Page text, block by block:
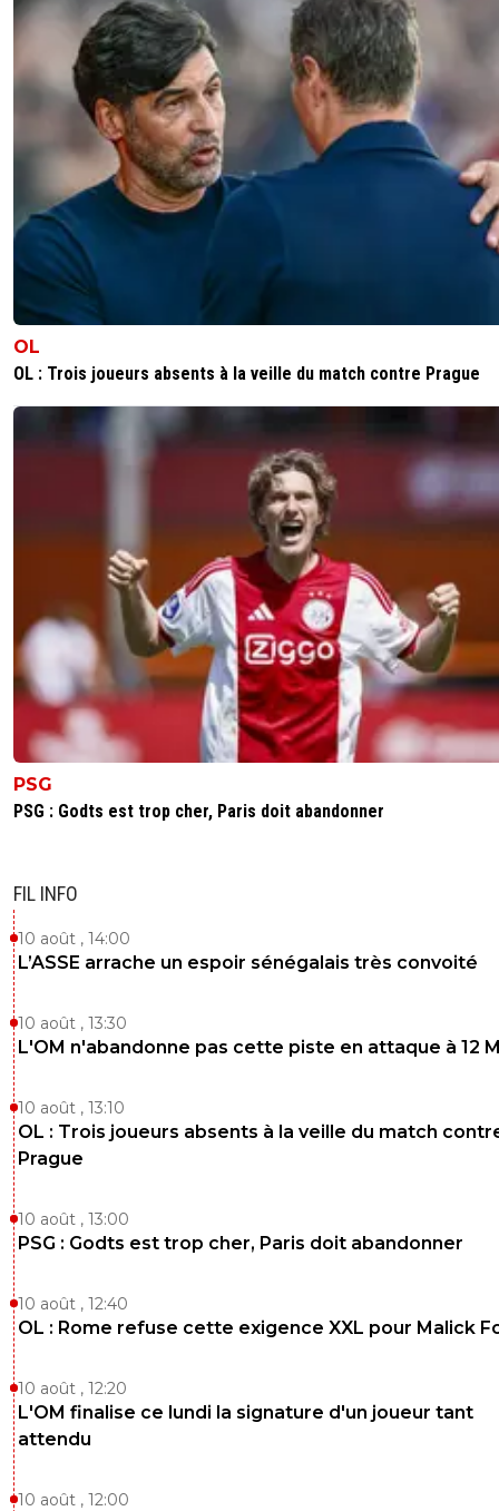
OL
OL : Trois joueurs absents à la veille du match contre Prague
PSG
PSG : Godts est trop cher, Paris doit abandonner
FIL INFO
10 août , 14:00
L’ASSE arrache un espoir sénégalais très convoité
10 août , 13:30
L'OM n'abandonne pas cette piste en attaque à 12
10 août , 13:10
OL : Trois joueurs absents à la veille du match
Prague
10 août , 13:00
PSG : Godts est trop cher, Paris doit abandonner
10 août , 12:40
OL : Rome refuse cette exigence XXL pour Malick
10 août , 12:20
L'OM finalise ce lundi la signature d'un joueur tant
attendu
10 août , 12:00